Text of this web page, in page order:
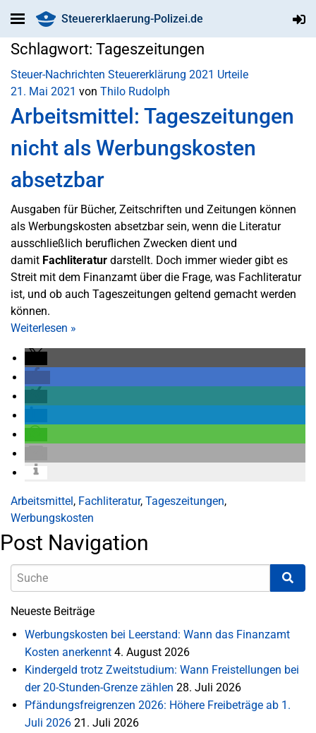
Steuererklaerung-Polizei.de
Schlagwort: Tageszeitungen
Steuer-Nachrichten Steuererklärung 2021 Urteile
21. Mai 2021 von Thilo Rudolph
Arbeitsmittel: Tageszeitungen
nicht als Werbungskosten
absetzbar
Ausgaben für Bücher, Zeitschriften und Zeitungen können
als Werbungskosten absetzbar sein, wenn die Literatur
ausschließlich beruflichen Zwecken dient und
damit Fachliteratur darstellt. Doch immer wieder gibt es
Streit mit dem Finanzamt über die Frage, was Fachliteratur
ist, und ob auch Tageszeitungen geltend gemacht werden
können.
Weiterlesen »
Arbeitsmittel, Fachliteratur, Tageszeitungen,
Werbungskosten
Post Navigation
Neueste Beiträge
Werbungskosten bei Leerstand: Wann das Finanzamt
Kosten anerkennt 4. August 2026
Kindergeld trotz Zweitstudium: Wann Freistellungen bei
der 20-Stunden-Grenze zählen 28. Juli 2026
Pfändungsfreigrenzen 2026: Höhere Freibeträge ab 1.
Juli 2026 21. Juli 2026